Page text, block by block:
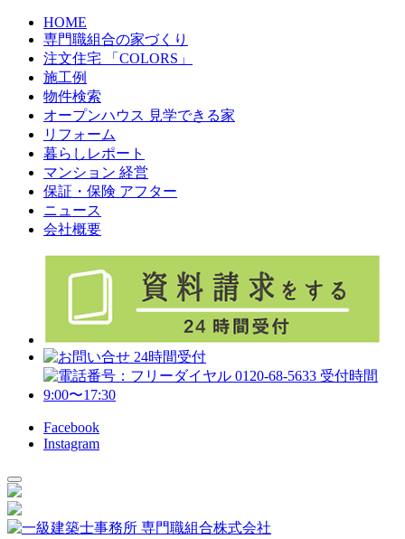
HOME
専門職組合の家づくり
注文住宅 「COLORS」
施工例
物件検索
オープンハウス 見学できる家
リフォーム
暮らしレポート
マンション 経営
保証・保険 アフター
ニュース
会社概要
Facebook
Instagram